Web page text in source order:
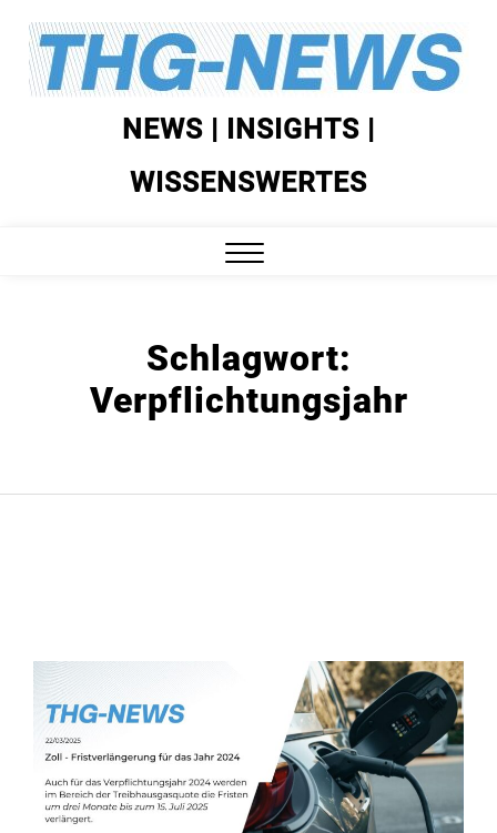
Skip
content
NEWS | INSIGHTS |
WISSENSWERTES
Schlagwort:
Verpflichtungsjahr